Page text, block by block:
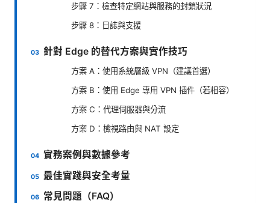
步驟 7：檢查特定網站與服務的封鎖狀況
步驟 8：日誌與支援
針對 Edge 的替代方案與實作技巧
方案 A：使用系統層級 VPN（建議首選）
方案 B：使用 Edge 專用 VPN 插件（若相容）
方案 C：代理伺服器與分流
方案 D：檢視路由與 NAT 設定
實務案例與數據參考
最佳實踐與安全考量
常見問題（FAQ）